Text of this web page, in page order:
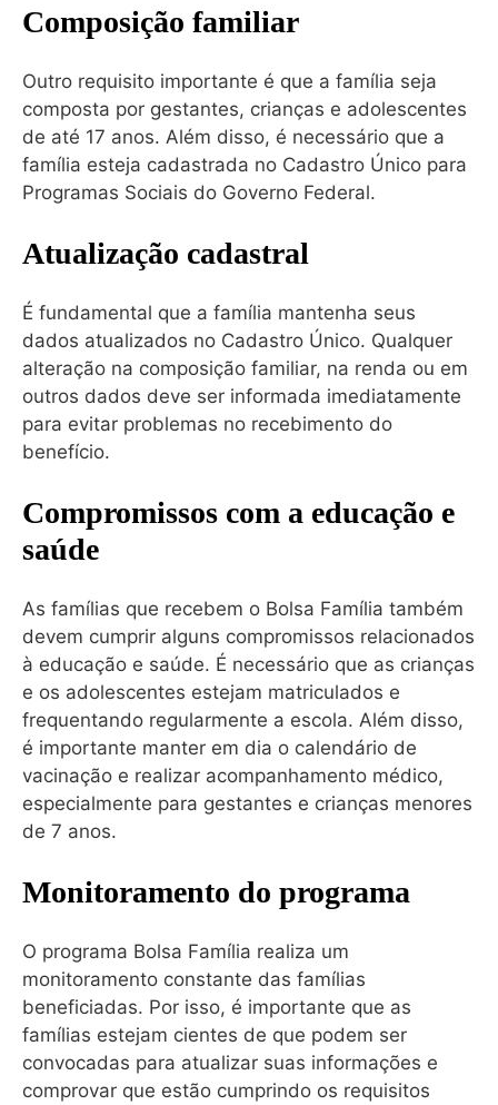
Composição familiar
Outro requisito importante é que a família seja
composta por gestantes, crianças e adolescentes
de até 17 anos. Além disso, é necessário que a
família esteja cadastrada no Cadastro Único para
Programas Sociais do Governo Federal.
Atualização cadastral
É fundamental que a família mantenha seus
dados atualizados no Cadastro Único. Qualquer
alteração na composição familiar, na renda ou em
outros dados deve ser informada imediatamente
para evitar problemas no recebimento do
benefício.
Compromissos com a educação e
saúde
As famílias que recebem o Bolsa Família também
devem cumprir alguns compromissos relacionados
à educação e saúde. É necessário que as crianças
e os adolescentes estejam matriculados e
frequentando regularmente a escola. Além disso,
é importante manter em dia o calendário de
vacinação e realizar acompanhamento médico,
especialmente para gestantes e crianças menores
de 7 anos.
Monitoramento do programa
O programa Bolsa Família realiza um
monitoramento constante das famílias
beneficiadas. Por isso, é importante que as
famílias estejam cientes de que podem ser
convocadas para atualizar suas informações e
comprovar que estão cumprindo os requisitos